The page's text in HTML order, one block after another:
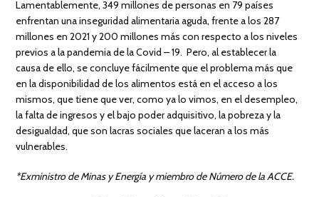
Lamentablemente, 349 millones de personas en 79 países
enfrentan una inseguridad alimentaria aguda, frente a los 287
millones en 2021 y 200 millones más con respecto a los niveles
previos a la pandemia de la Covid – 19. Pero, al establecer la
causa de ello, se concluye fácilmente que el problema más que
en la disponibilidad de los alimentos está en el acceso a los
mismos, que tiene que ver, como ya lo vimos, en el desempleo,
la falta de ingresos y el bajo poder adquisitivo, la pobreza y la
desigualdad, que son lacras sociales que laceran a los más
vulnerables.
*Exministro de Minas y Energía y miembro de Número de la ACCE.